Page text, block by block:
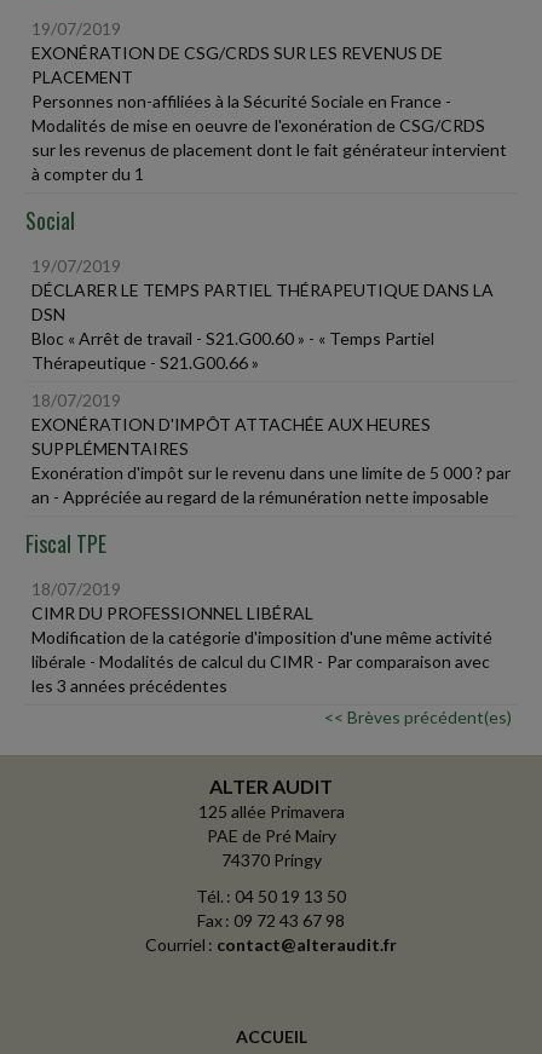
19/07/2019
EXONÉRATION DE CSG/CRDS SUR LES REVENUS DE
PLACEMENT
Personnes non-affiliées à la Sécurité Sociale en France -
Modalités de mise en oeuvre de l'exonération de CSG/CRDS
sur les revenus de placement dont le fait générateur intervient
à compter du 1
Social
19/07/2019
DÉCLARER LE TEMPS PARTIEL THÉRAPEUTIQUE DANS LA
DSN
Bloc « Arrêt de travail - S21.G00.60 » - « Temps Partiel
Thérapeutique - S21.G00.66 »
18/07/2019
EXONÉRATION D'IMPÔT ATTACHÉE AUX HEURES
SUPPLÉMENTAIRES
Exonération d'impôt sur le revenu dans une limite de 5 000 ? par
an - Appréciée au regard de la rémunération nette imposable
Fiscal TPE
18/07/2019
CIMR DU PROFESSIONNEL LIBÉRAL
Modification de la catégorie d'imposition d'une même activité
libérale - Modalités de calcul du CIMR - Par comparaison avec
les 3 années précédentes
<< Brèves précédent(es)
ALTER AUDIT
125 allée Primavera
PAE de Pré Mairy
74370 Pringy
Tél. : 04 50 19 13 50
Fax : 09 72 43 67 98
Courriel : contact@alteraudit.fr
ACCUEIL